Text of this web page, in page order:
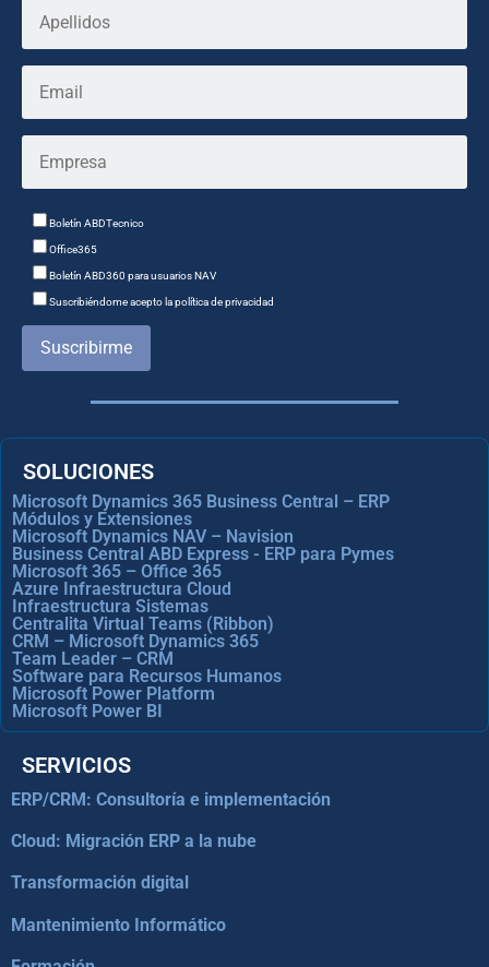
Boletín ABDTecnico
Office365
Boletín ABD360 para usuarios NAV
Suscribiéndome acepto la política de privacidad
Suscribirme
SOLUCIONES
Microsoft Dynamics 365 Business Central – ERP
Módulos y Extensiones
Microsoft Dynamics NAV – Navision
Business Central ABD Express - ERP para Pymes
Microsoft 365 – Office 365
Azure Infraestructura Cloud
Infraestructura Sistemas
Centralita Virtual Teams (Ribbon)
CRM – Microsoft Dynamics 365
Team Leader – CRM
Software para Recursos Humanos
Microsoft Power Platform
Microsoft Power BI
SERVICIOS
ERP/CRM: Consultoría e implementación
Cloud: Migración ERP a la nube
Transformación digital
Mantenimiento Informático